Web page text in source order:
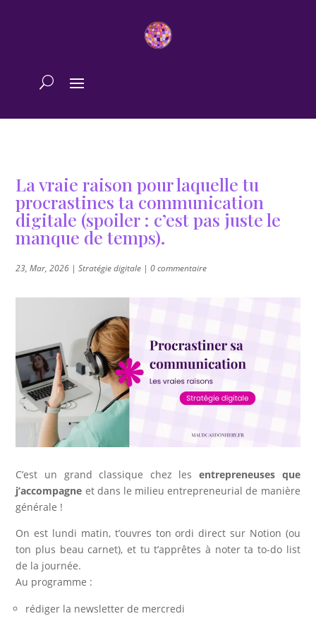
La vraie raison pour laquelle tu
procrastines ta communication
digitale (spoiler : c’est pas juste le
manque de temps).
23, Mar, 2026 |Stratégie digitale |0 commentaire
C’est un grand classique chez les entrepreneuses que
j’accompagne et dans le milieu entrepreneurial de manière
générale !
On est lundi matin, t’ouvres ton ordi direct sur Notion (ou
ton plus beau carnet), et tu t’apprêtes à noter ta to-do list
de la journée.
Au programme :
rédiger la newsletter de mercredi